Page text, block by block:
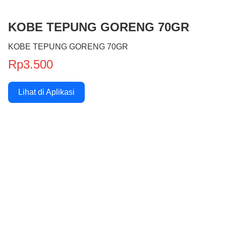
KOBE TEPUNG GORENG 70GR
KOBE TEPUNG GORENG 70GR
Rp3.500
Lihat di Aplikasi